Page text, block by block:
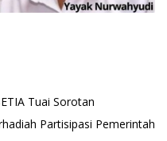
Tuai Sorotan
Partisipasi Pemerintah